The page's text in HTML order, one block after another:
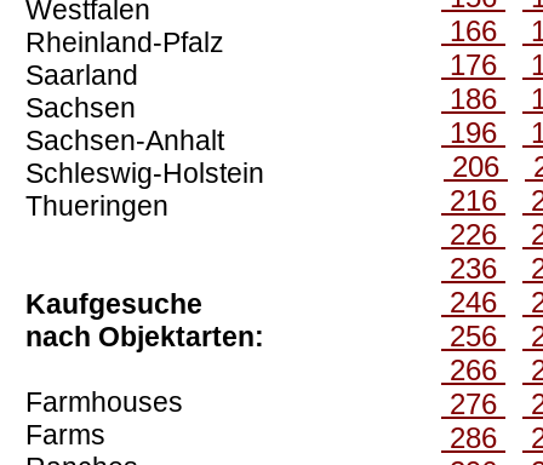
Westfalen
Rheinland-Pfalz
Saarland
Sachsen
Sachsen-Anhalt
Schleswig-Holstein
Thueringen
Kaufgesuche
nach Objektarten:
Farmhouses
Farms
166
176
186
196
206
216
226
236
246
256
266
276
286